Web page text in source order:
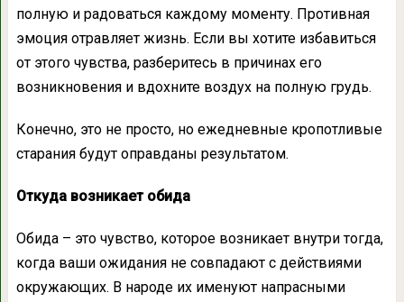
полную и радоваться каждому моменту. Противная
эмоция отравляет жизнь. Если вы хотите избавиться
от этого чувства, разберитесь в причинах его
возникновения и вдохните воздух на полную грудь.
Конечно, это не просто, но ежедневные кропотливые
старания будут оправданы результатом.
Откуда возникает обида
Обида – это чувство, которое возникает внутри тогда,
когда ваши ожидания не совпадают с действиями
окружающих. В народе их именуют напрасными